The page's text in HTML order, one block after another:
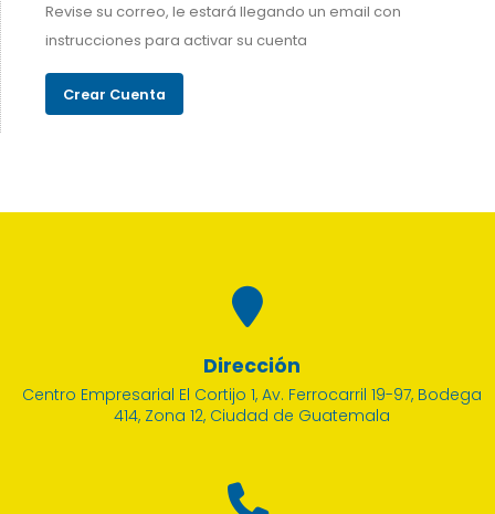
Revise su correo, le estará llegando un email con
instrucciones para activar su cuenta
Dirección
Centro Empresarial El Cortijo 1, Av. Ferrocarril 19-97, Bodega
414, Zona 12, Ciudad de Guatemala